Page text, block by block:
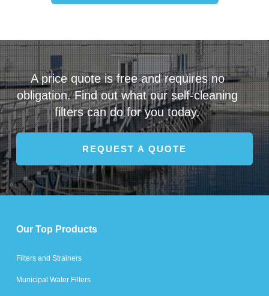
A price quote is free and requires no
obligation. Find out what our self-cleaning
filters can do for you today.
REQUEST A QUOTE
Our Top Products
Filters and Strainers
Municipal Water Filters